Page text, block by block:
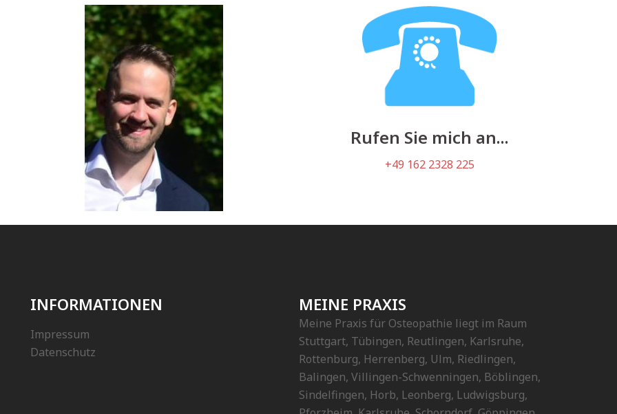
Rufen Sie mich an...
+49 162 2328 225
INFORMATIONEN
Impressum
Datenschutz
MEINE PRAXIS
Meine Praxis für Osteopathie liegt im Raum
Stuttgart, Tübingen, Reutlingen, Karlsruhe,
Rottenburg, Herrenberg, Ulm, Riedlingen,
Balingen, Villingen-Schwenningen, Böblingen,
Sindelfingen, Horb, Leonberg, Ludwigsburg,